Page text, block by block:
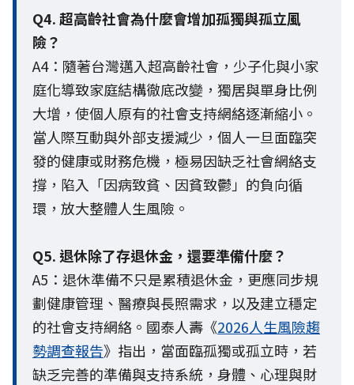
Q4. 超高齡社會為什麼會增加孤獨與孤立風
險？
A4：隨著台灣邁入超高齡社會，少子化與小家
庭化導致家庭結構徹底改變，獨居與單身比例
大增，使個人原有的社會支持網絡逐漸縮小。
當人際互動與外部支援減少，個人一旦面臨突
發的健康或財務危機，極易因缺乏社會網絡支
撐，陷入「因病致貧、因貧致鬱」的負向循
環，放大整體人生風險。
Q5. 退休除了存退休金，還要準備什麼？
A5：退休準備不只是累積退休金，更應同步規
劃健康管理、醫療與長照需求，以及建立穩定
的社會支持網絡。國泰人壽《2026人生風險趨
勢調查報告》指出，當面臨孤獨或孤立時，若
缺乏完善的準備與支持系統，身體、心理與財